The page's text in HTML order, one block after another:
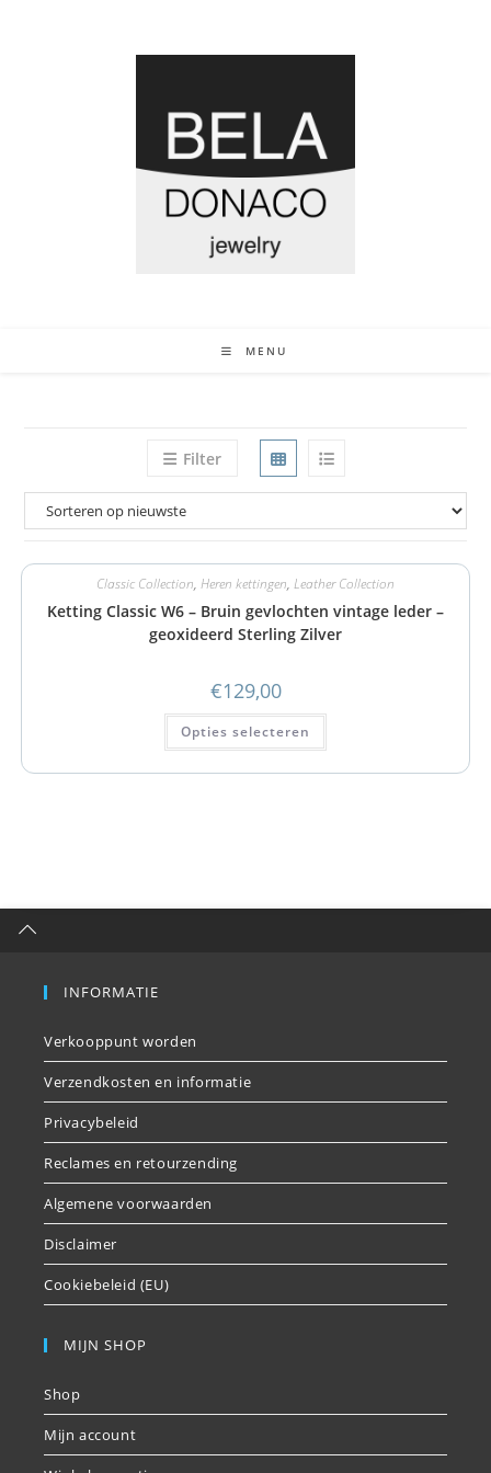
MENU
Filter
Classic Collection, Heren kettingen, Leather Collection
Ketting Classic W6 – Bruin gevlochten vintage leder –
geoxideerd Sterling Zilver
€129,00
Opties selecteren
INFORMATIE
Verkooppunt worden
Verzendkosten en informatie
Privacybeleid
Reclames en retourzending
Algemene voorwaarden
Disclaimer
Cookiebeleid (EU)
MIJN SHOP
Shop
Mijn account